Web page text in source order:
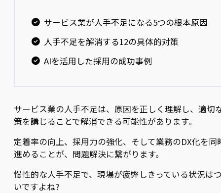
サービス業が人手不足になる5つの根本原因
人手不足を解消する12の具体的対策
AIを活用した採用の成功事例
サービス業の人手不足は、原因を正しく理解し、適切
策を講じることで解消できる可能性があります。
定着率の向上、採用力の強化、そして業務のDX化を同
進めることが、問題解決に繋がります。
慢性的な人手不足で、現場が疲弊しきっている状況は
いですよね?